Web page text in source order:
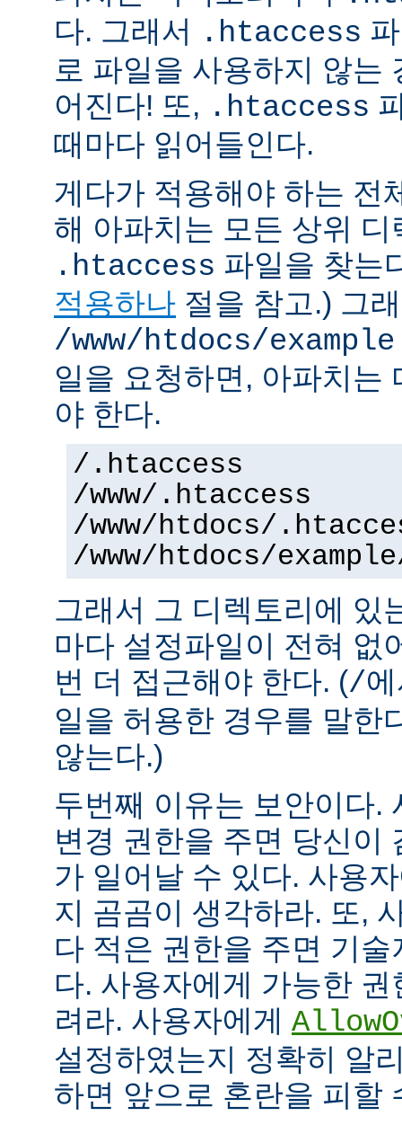
다. 그래서 .htaccess
로 파일을 사용하지 않는
어진다! 또, .htaccess
때마다 읽어들인다.
게다가 적용해야 하는 전
해 아파치는 모든 상위 디
.htaccess 파일을 찾는
적용하나 절을 참고.) 그
/www/htdocs/example
일을 요청하면, 아파치는
야 한다.
/.htaccess
/www/.htaccess
/www/htdocs/
/www/htdocs/
그래서 그 디렉토리에 있
마다 설정파일이 전혀 없
번 더 접근해야 한다. (/
일을 허용한 경우를 말한
않는다.)
두번째 이유는 보안이다.
변경 권한을 주면 당신이
가 일어날 수 있다. 사용
지 곰곰이 생각하라. 또,
다 적은 권한을 주면 기
다. 사용자에게 가능한
려라. 사용자에게
설정하였는지 정확히 알
하면 앞으로 혼란을 피할